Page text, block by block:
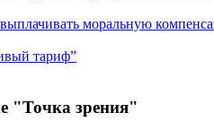
моральную
тариф”
"Точка зрения"